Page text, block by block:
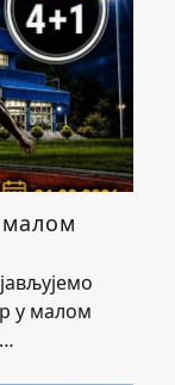
у малом